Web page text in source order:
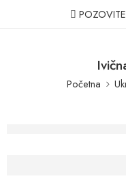
Početna